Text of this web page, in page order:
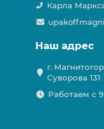
Карла
Наш адрес
г.
Суворова 131
Работаем с